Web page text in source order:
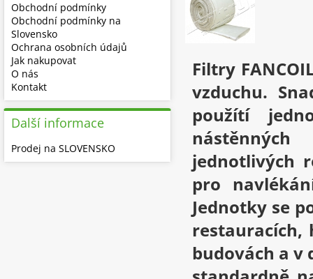
Filtry
vzduchu.
použítí
jednotlivých
pro
Jednotky se
restauracích,
budovách a v
Obchodní podmínky
Obchodní podmínky na
Slovensko
Ochrana osobních údajů
Jak nakupovat
O nás
Kontakt
Další informace
Prodej na SLOVENSKO